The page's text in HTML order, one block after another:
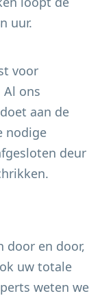
uur.
voor
ons
aan de
nodige
deur
door en door,
uw totale
weten we